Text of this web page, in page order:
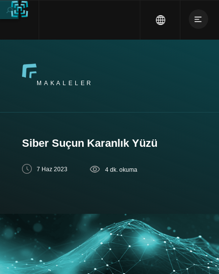
MAKALELER
Siber Suçun Karanlık Yüzü
7 Haz 2023 4 dk. okuma